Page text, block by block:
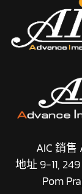
AIC 銷
地址 9-11,
Pom